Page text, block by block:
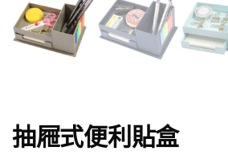
抽屜式便利貼盒